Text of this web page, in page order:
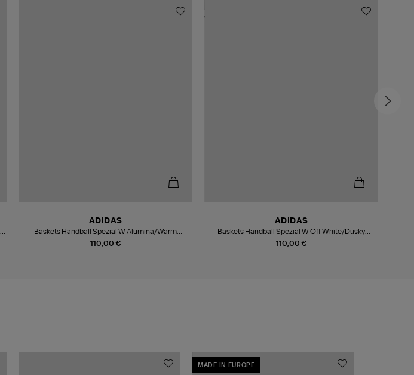
110,00 €
ADIDAS
Baskets Handball Spezial W Alumina/Warm
Clay/Ftwr White
110,00 €
ADIDAS
Baskets Handball Spezial W Off White/Dusky
Bronze/Gum 3
MADE IN EUROPE